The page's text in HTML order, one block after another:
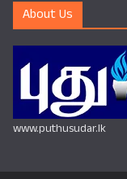
About Us
www.puthusudar.lk